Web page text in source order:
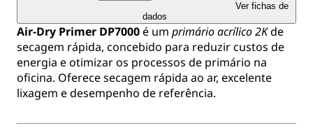
Ver fichas de
dados
Air-Dry Primer DP7000é um primário acrílico 2Kde
secagem rápida, concebido para reduzir custos de
energia e otimizar os processos de primário na
oficina. Oferece secagem rápida ao ar, excelente
lixagem e desempenho de referência.